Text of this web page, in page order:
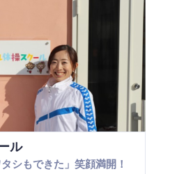
ー
ル
シもできた」笑顔満開！